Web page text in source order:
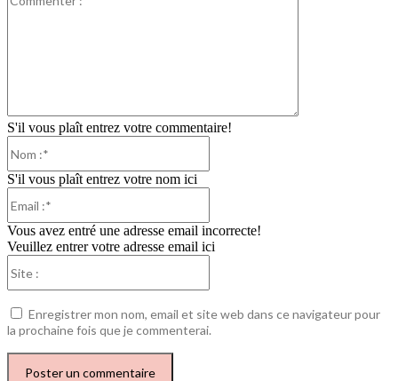
S'il vous plaît entrez votre commentaire!
S'il vous plaît entrez votre nom ici
Vous avez entré une adresse email incorrecte!
Veuillez entrer votre adresse email ici
Enregistrer mon nom, email et site web dans ce navigateur pour
la prochaine fois que je commenterai.